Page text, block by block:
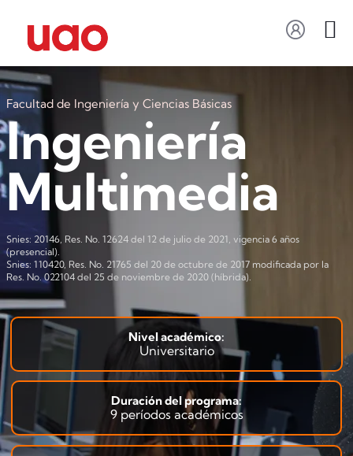
Facultad de Ingeniería y Ciencias Básicas
Ingeniería
Multimedia
Snies: 20146, Res. No. 12624 del 12 de julio de 2021, vigencia 6 años
(presencial).
Snies: 110420, Res. No. 21765 del 20 de octubre de 2017 modificada por la
Res. No. 022104 del 25 de noviembre de 2020 (híbrida).
Nivel académico:
Universitario
Duración del programa:
9 períodos académicos